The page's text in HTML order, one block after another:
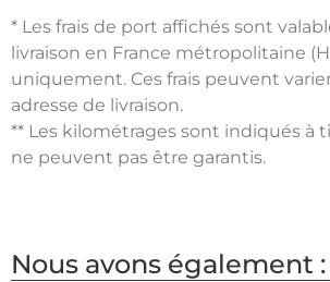
* Les frais de port affichés sont
livraison en France métropolitaine
uniquement. Ces frais peuvent
adresse de livraison.
** Les kilométrages sont indiqués à
ne peuvent pas être garantis.
Nous avons également :